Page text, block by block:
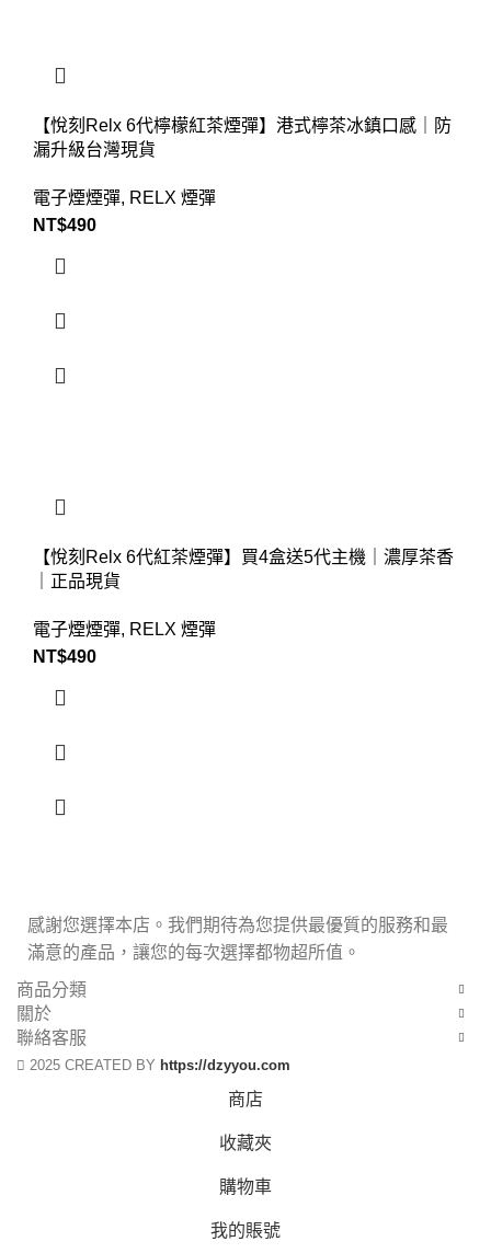
【悅刻Relx 6代檸檬紅茶煙彈】港式檸茶冰鎮口感｜防
漏升級台灣現貨
電子煙煙彈, RELX 煙彈
NT$490
【悅刻Relx 6代紅茶煙彈】買4盒送5代主機｜濃厚茶香
｜正品現貨
電子煙煙彈, RELX 煙彈
NT$490
感謝您選擇本店。我們期待為您提供最優質的服務和最
滿意的產品，讓您的每次選擇都物超所值。
商品分類
關於
聯絡客服
2025 CREATED BY https://dzyyou.com
商店
收藏夾
購物車
我的賬號